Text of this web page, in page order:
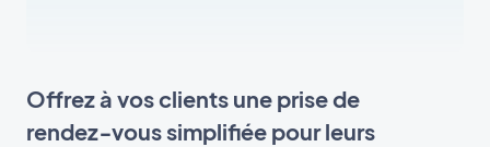
Offrez à vos clients une prise de
rendez‑vous simplifiée pour leurs